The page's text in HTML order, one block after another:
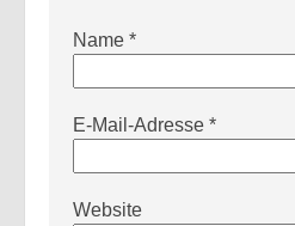
Name *
E-Mail-Adresse *
Website